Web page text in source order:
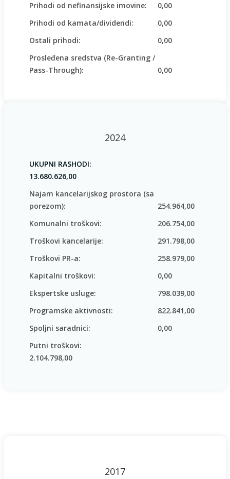
Prihodi od nefinansijske imovine:
0,00
Prihodi od kamata/dividendi:
0,00
Ostali prihodi:
0,00
Prosleđena sredstva (Re-Granting /
Pass-Through):
0,00
2024
UKUPNI RASHODI:
13.680.626,00
Najam kancelarijskog prostora (sa
porezom):
254.964,00
Komunalni troškovi:
206.754,00
Troškovi kancelarije:
291.798,00
Troškovi PR-a:
258.979,00
Kapitalni troškovi:
0,00
Ekspertske usluge:
798.039,00
Programske aktivnosti:
822.841,00
Spoljni saradnici:
0,00
Putni troškovi:
2.104.798,00
2017